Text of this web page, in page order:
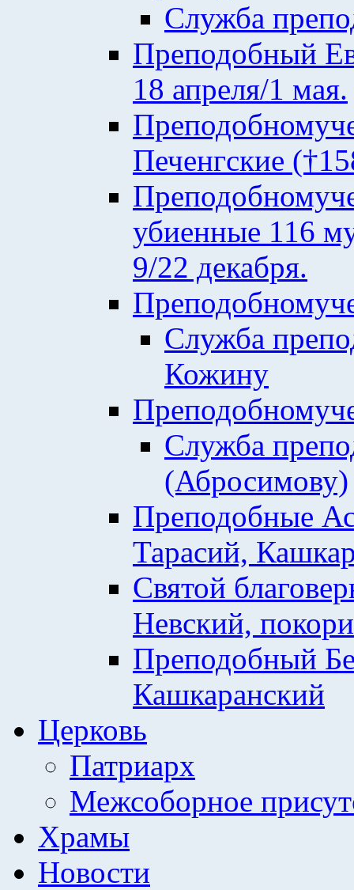
Служба
Преподобный
18 апреля/1 мая.
Печенгские
убиенные 116
9/22 декабря.
Служба
Кожину
Служба
(Абросимову)
Преподобные
Тарасий,
Святой
Невский,
Преподобный
Кашкаранский
Церковь
Патриарх
Межсоборное
Храмы
Новости